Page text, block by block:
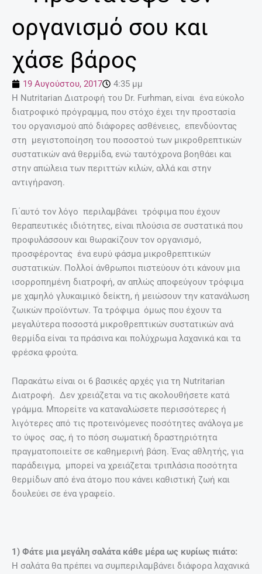
οργανισμό σου και
χάσε βάρος
19 Αυγούστου, 2017
4:35 μμ
Η Nutritarian Διατροφή του Dr. Furhman, είναι ένα εύκολο
διατροφικό πρόγραμμα, που στόχο έχει την προστασία
του οργανισμού από διάφορες ασθένειες, επενδύοντας
στη μεγιστοποίηση του ποσοστού των μικροθρεπτικών
συστατικών ανά θερμίδα, ενώ ταυτόχρονα βοηθάει και
στην απώλεια των περιττών κιλών, αλλά και στην
αντιγήρανση.
Γι΄αυτό τον λόγο περιλαμβάνει τρόφιμα που έχουν
θεραπευτικές ιδιότητες, είναι πλούσια σε συστατικά που
προφυλάσσουν και θωρακίζουν τον οργανισμό,
προσφέροντας ένα ευρύ φάσμα μικροθρεπτικών
συστατικών. Πολλοί άνθρωποι πιστεύουν ότι κάνουν μια
ισορροπημένη διατροφή, αν απλώς αποφεύγουν τρόφιμα
με χαμηλό γλυκαιμικό δείκτη, ή μειώσουν την κατανάλωση
ζωικών προϊόντων. Τα τρόφιμα όμως που έχουν τα
μεγαλύτερα ποσοστά μικροθρεπτικών συστατικών ανά
θερμίδα είναι τα πράσινα και πολύχρωμα λαχανικά και τα
φρέσκα φρούτα.
Παρακάτω είναι οι 6 βασικές αρχές για τη Nutritarian
Διατροφή. Δεν χρειάζεται να τις ακολουθήσετε κατά
γράμμα. Μπορείτε να καταναλώσετε περισσότερες ή
λιγότερες από τις προτεινόμενες ποσότητες ανάλογα με
το ύψος σας, ή το πόση σωματική δραστηριότητα
πραγματοποιείτε σε καθημερινή βάση. Ένας αθλητής, για
παράδειγμα, μπορεί να χρειάζεται τριπλάσια ποσότητα
θερμίδων από ένα άτομο που κάνει καθιστική ζωή και
δουλεύει σε ένα γραφείο.
1) Φάτε μια μεγάλη σαλάτα κάθε μέρα ως κυρίως πιάτο:
Η σαλάτα θα πρέπει να συμπεριλαμβάνει διάφορα λαχανικά